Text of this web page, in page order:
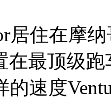
住在摩纳
在最顶级
的速度